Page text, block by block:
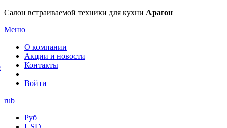
Салон встраиваемой техники для кухни Арагон
Меню
О компании
Акции и новости
Контакты
Войти
rub
Руб